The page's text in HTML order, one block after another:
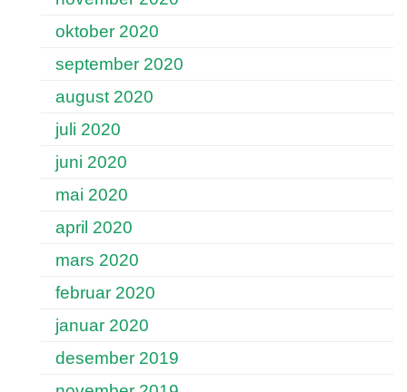
oktober 2020
september 2020
august 2020
juli 2020
juni 2020
mai 2020
april 2020
mars 2020
februar 2020
januar 2020
desember 2019